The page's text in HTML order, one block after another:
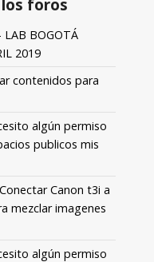
foros
LAB BOGOTÁ
2019
contenidos para
algún permiso
publicos mis
Conectar Canon t3i a
mezclar imagenes
algún permiso